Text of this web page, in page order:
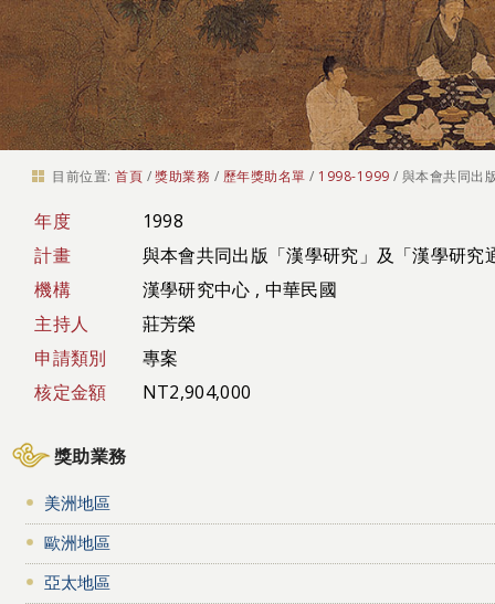
目前位置: 首頁 /獎助業務 / 歷年獎助名單 / 1998-1999 / 與本會共同出
年度
1998
計畫
與本會共同出版「漢學研究」及「漢學研究
機構
漢學研究中心 , 中華民國
主持人
莊芳榮
申請類別
專案
核定金額
NT2,904,000
獎助業務
美洲地區
歐洲地區
亞太地區